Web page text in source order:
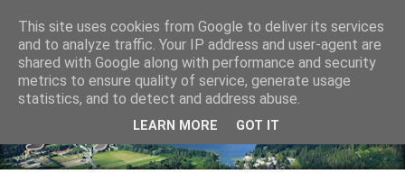
This site uses cookies from Google to deliver its services
and to analyze traffic. Your IP address and user-agent are
shared with Google along with performance and security
metrics to ensure quality of service, generate usage
statistics, and to detect and address abuse.
LEARN MORE GOT IT